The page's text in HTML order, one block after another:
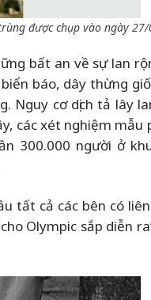
được chụp vào ngày
bất an về sự lan
báo, dây thừng
Nguy cơ dịch tả lây
các xét nghiệm
300.000 người ở
tất cả các bên có
Olympic sắp diễn